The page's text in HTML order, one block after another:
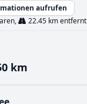
aufrufen
22.45 km entfernt
km